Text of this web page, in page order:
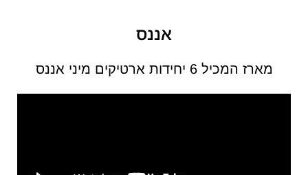
אננס
מארז המכיל 6 יחידות ארטיקים מיני אננס